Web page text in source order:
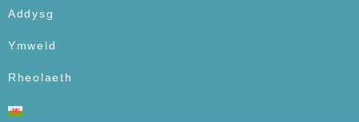
Addysg
Ymweld
Rheolaeth